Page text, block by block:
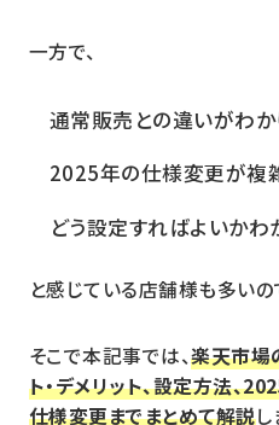
一方で、
通常販売との違いがわか
2025年の仕様変更が複
どう設定すればよいかわ
と感じている店舗様も多いの
そこで本記事では、楽天市場
ト・デメリット、設定方法、
仕様変更までまとめて解説し